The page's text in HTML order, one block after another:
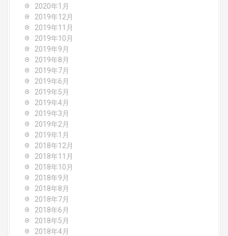
2020年1月
2019年12月
2019年11月
2019年10月
2019年9月
2019年8月
2019年7月
2019年6月
2019年5月
2019年4月
2019年3月
2019年2月
2019年1月
2018年12月
2018年11月
2018年10月
2018年9月
2018年8月
2018年7月
2018年6月
2018年5月
2018年4月